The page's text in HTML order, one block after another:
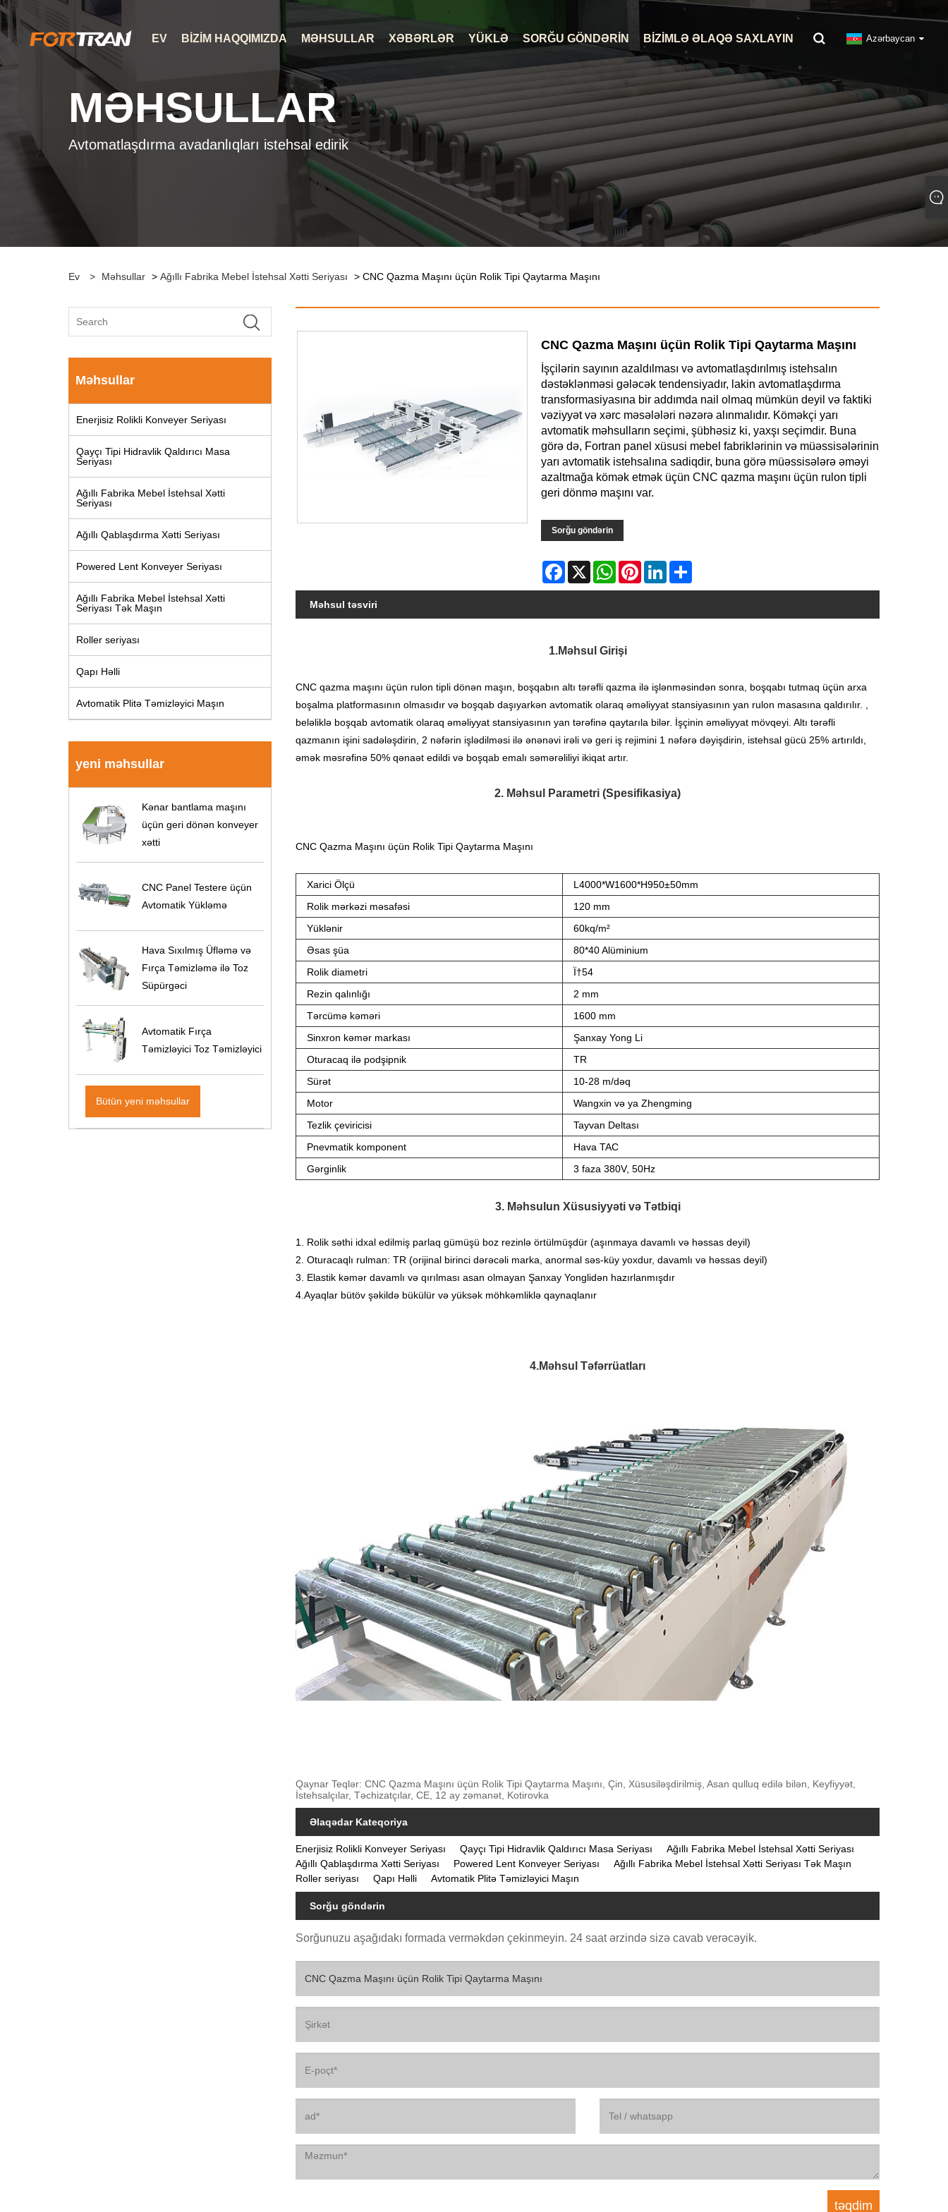
EV BIZIM HAQQIMIZDA MƏHSULLAR XƏBƏRLƏR YÜKLƏ SORĞU GÖNDƏRIN BIZIMLƏ ƏLAQƏ SAXLAYIN Azərbaycan
MƏHSULLAR
Avtomatlaşdırma avadanlıqları istehsal edirik
Ev > Məhsullar > Ağıllı Fabrika Mebel İstehsal Xətti Seriyası > CNC Qazma Maşını üçün Rolik Tipi Qaytarma Maşını
Məhsullar
Enerjisiz Rolikli Konveyer Seriyası
Qayçı Tipi Hidravlik Qaldırıcı Masa
Seriyası
Ağıllı Fabrika Mebel İstehsal Xətti
Seriyası
Ağıllı Qablaşdırma Xətti Seriyası
Powered Lent Konveyer Seriyası
Ağıllı Fabrika Mebel İstehsal Xətti
Seriyası Tək Maşın
Roller seriyası
Qapı Həlli
Avtomatik Plitə Təmizləyici Maşın
yeni məhsullar
Kənar bantlama maşını
üçün geri dönən konveyer
xətti
CNC Panel Testere üçün
Avtomatik Yükləmə
Hava Sıxılmış Üfləmə və
Fırça Təmizləmə ilə Toz
Süpürgəci
Avtomatik Fırça
Təmizləyici Toz Təmizləyici
Bütün yeni məhsullar
CNC Qazma Maşını üçün Rolik Tipi Qaytarma Maşını
İşçilərin sayının azaldılması və avtomatlaşdırılmış istehsalın
dəstəklənməsi gələcək tendensiyadır, lakin avtomatlaşdırma
transformasiyasına bir addımda nail olmaq mümkün deyil və faktiki
vəziyyət və xərc məsələləri nəzərə alınmalıdır. Köməkçi yarı
avtomatik məhsulların seçimi, şübhəsiz ki, yaxşı seçimdir. Buna
görə də, Fortran panel xüsusi mebel fabriklərinin və müəssisələrinin
yarı avtomatik istehsalına sadiqdir, buna görə müəssisələrə əməyi
azaltmağa kömək etmək üçün CNC qazma maşını üçün rulon tipli
geri dönmə maşını var.
Sorğu göndərin
Facebook
X WhatsAppPinterestLinkedInShare
Məhsul təsviri
1.Məhsul Girişi
CNC qazma maşını üçün rulon tipli dönən maşın, boşqabın altı tərəfli qazma ilə işlənməsindən sonra, boşqabı tutmaq üçün arxa
boşalma platformasının olmasıdır və boşqab daşıyarkən avtomatik olaraq əməliyyat stansiyasının yan rulon masasına qaldırılır. ,
beləliklə boşqab avtomatik olaraq əməliyyat stansiyasının yan tərəfinə qaytarıla bilər. İşçinin əməliyyat mövqeyi. Altı tərəfli
qazmanın işini sadələşdirin, 2 nəfərin işlədilməsi ilə ənənəvi irəli və geri iş rejimini 1 nəfərə dəyişdirin, istehsal gücü 25% artırıldı,
əmək məsrəfinə 50% qənaət edildi və boşqab emalı səmərəliliyi ikiqat artır.
2. Məhsul Parametri (Spesifikasiya)
CNC Qazma Maşını üçün Rolik Tipi Qaytarma Maşını
Xarici Ölçü
L4000*W1600*H950±50mm
Rolik mərkəzi məsafəsi
120 mm
Yüklənir
60kq/m²
Əsas şüa
80*40 Alüminium
Rolik diametri
Ï†54
Rezin qalınlığı
2 mm
Tərcümə kəməri
1600 mm
Sinxron kəmər markası
Şanxay Yong Li
Oturacaq ilə podşipnik
TR
Sürət
10-28 m/dəq
Motor
Wangxin və ya Zhengming
Tezlik çeviricisi
Tayvan Deltası
Pnevmatik komponent
Hava TAC
Gərginlik
3 faza 380V, 50Hz
3. Məhsulun Xüsusiyyəti və Tətbiqi
1. Rolik səthi idxal edilmiş parlaq gümüşü boz rezinlə örtülmüşdür (aşınmaya davamlı və həssas deyil)
2. Oturacaqlı rulman: TR (orijinal birinci dərəcəli marka, anormal səs-küy yoxdur, davamlı və həssas deyil)
3. Elastik kəmər davamlı və qırılması asan olmayan Şanxay Yonglidən hazırlanmışdır
4.Ayaqlar bütöv şəkildə bükülür və yüksək möhkəmliklə qaynaqlanır
4.Məhsul Təfərrüatları
Qaynar Teqlər: CNC Qazma Maşını üçün Rolik Tipi Qaytarma Maşını, Çin, Xüsusiləşdirilmiş, Asan qulluq edilə bilən, Keyfiyyət,
İstehsalçılar, Təchizatçılar, CE, 12 ay zəmanət, Kotirovka
Əlaqədar Kateqoriya
Enerjisiz Rolikli Konveyer Seriyası Qayçı Tipi Hidravlik Qaldırıcı Masa Seriyası
Ağıllı Fabrika Mebel İstehsal Xətti Seriyası
Ağıllı Qablaşdırma Xətti Seriyası
Powered Lent Konveyer Seriyası
Ağıllı Fabrika Mebel İstehsal Xətti Seriyası Tək Maşın
Roller seriyası
Qapı Həlli Avtomatik Plitə Təmizləyici Maşın
Sorğu göndərin
Sorğunuzu aşağıdakı formada verməkdən çekinmeyin. 24 saat ərzində sizə cavab verəcəyik.